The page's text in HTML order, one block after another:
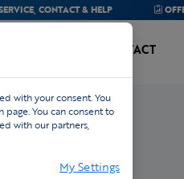
CONTACT & HELP
CONTACT
with your consent. You
You can consent to
with our partners,
My Settings